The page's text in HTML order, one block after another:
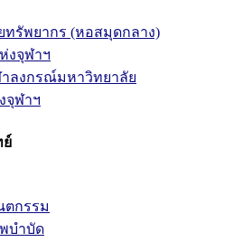
ทรัพยากร (หอสมุดกลาง)
งจุฬาฯ
ลงกรณ์มหาวิทยาลัย
จุฬาฯ
ย์
ตกรรม
บำบัด